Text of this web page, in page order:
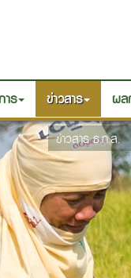
าร ข่าวสาร ผล
ข่าวสาร ธ.ก.ส.